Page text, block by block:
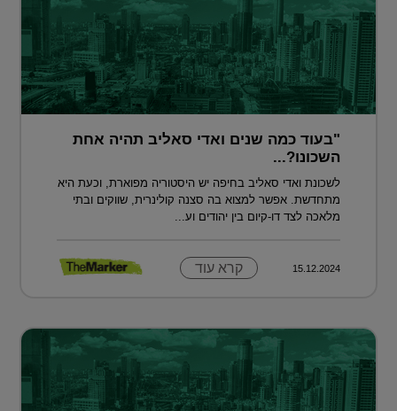
"בעוד כמה שנים ואדי סאליב תהיה אחת
השכונו?...
לשכונת ואדי סאליב בחיפה יש היסטוריה מפוארת, וכעת היא
מתחדשת. אפשר למצוא בה סצנה קולינרית, שווקים ובתי
מלאכה לצד דו-קיום בין יהודים וע...
15.12.2024 קרא עוד